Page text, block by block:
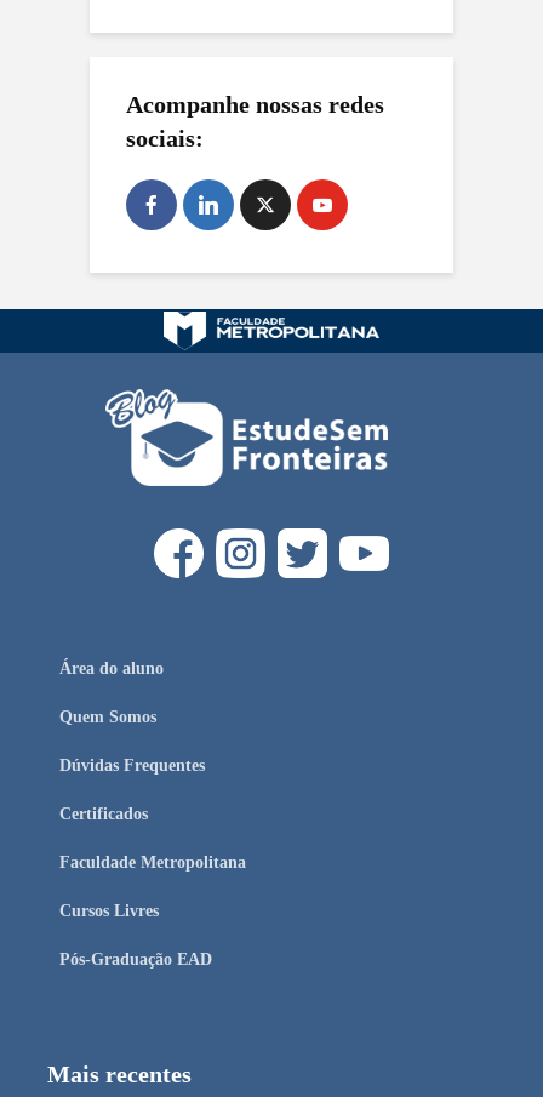
Acompanhe nossas redes
sociais:
Área do aluno
Quem Somos
Dúvidas Frequentes
Certificados
Faculdade Metropolitana
Cursos Livres
Pós-Graduação EAD
Mais recentes